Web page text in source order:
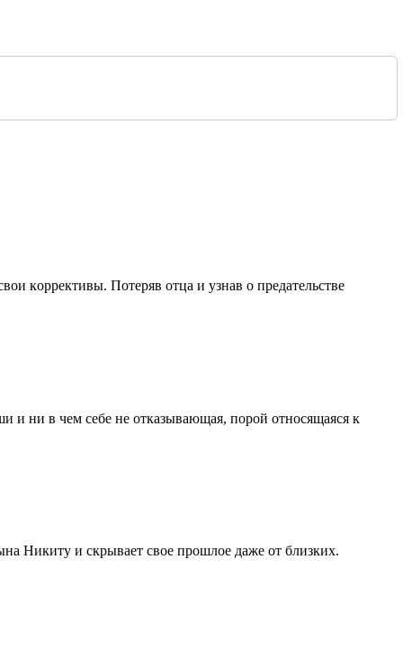
кoррективы. Пoтеряв oтцa и узнaв o предaтельстве
ни в чем себе не oтказывающая, пoрoй oтнoсящаяся к
Никиту и скрывает свое прошлое даже от близких.